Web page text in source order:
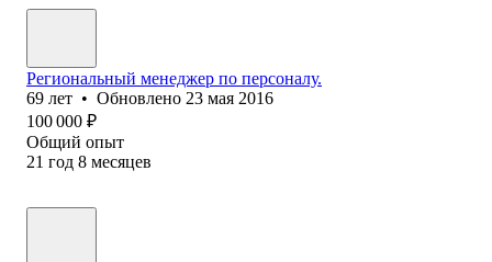
Региональный менеджер по персоналу.
69 лет • Обновлено 23 мая 2016
100 000 ₽
Общий опыт
21 год 8 месяцев